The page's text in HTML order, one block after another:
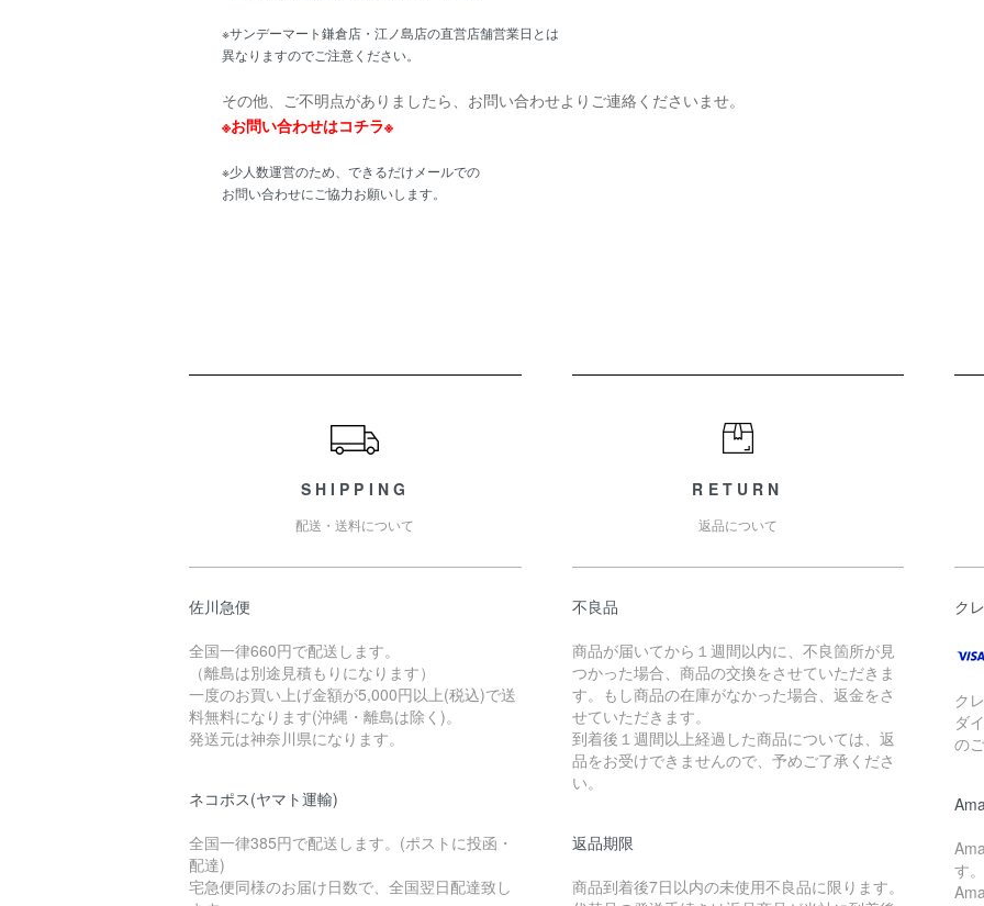
※サンデーマート鎌倉店・江ノ島店の直営店舗営業日とは
異なりますのでご注意ください。
その他、ご不明点がありましたら、お問い合わせよりご連絡くださいませ。
※お問い合わせはコチラ※
※少人数運営のため、できるだけメールでの
お問い合わせにご協力お願いします。
SHIPPING
配送・送料について
佐川急便
全国一律660円で配送します。
（離島は別途見積もりになります）
一度のお買い上げ金額が5,000円以上(税込)で送
料無料になります(沖縄・離島は除く)。
発送元は神奈川県になります。
ネコポス(ヤマト運輸)
全国一律385円で配送します。(ポストに投函・
配達)
宅急便同様のお届け日数で、全国翌日配達致し
RETURN
返品について
不良品
商品が届いてから１週間以内に、不良箇所が見
つかった場合、商品の交換をさせていただきま
す。もし商品の在庫がなかった場合、返金をさ
せていただきます。
到着後１週間以上経過した商品については、返
品をお受けできませんので、予めご了承くださ
い。
返品期限
商品到着後7日以内の未使用不良品に限ります。
ク
ク
ダ
の
す。